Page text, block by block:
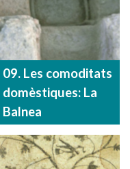
09. Les comoditats
domèstiques: La
Balnea